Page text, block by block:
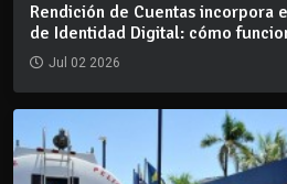
Rendición de Cuentas incorpora
de Identidad Digital: cómo
Jul 02 2026